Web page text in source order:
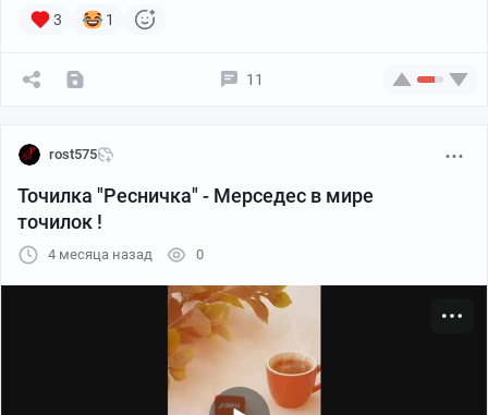
3 1
11
rost575
Точилка "Ресничка" - Мерседес в мире
точилок !
4 месяца назад 0